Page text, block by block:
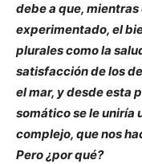
debe a que,
experimentado, el
plurales como la
satisfacción de los
el mar, y desde esta
somático se le uniría
complejo, que nos
Pero ¿por qué?